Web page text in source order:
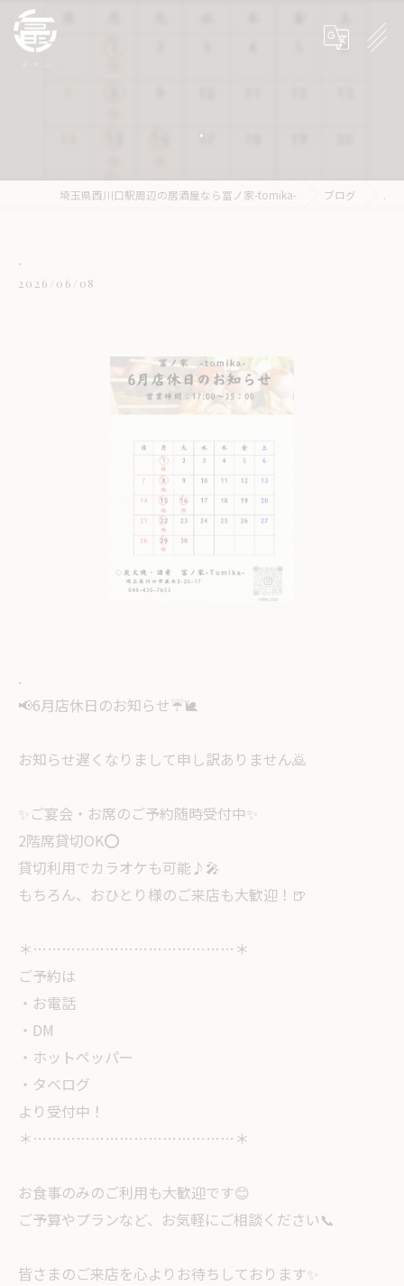
.
埼玉県西川口駅周辺の居酒屋なら冨ノ家-tomika- ブログ .
.
2026/06/08
.
📢6月店休日のお知らせ☔️🐌
お知らせ遅くなりまして申し訳ありません🙇
✨ご宴会・お席のご予約随時受付中✨
2階席貸切OK⭕️
貸切利用でカラオケも可能♪🎤
もちろん、おひとり様のご来店も大歓迎！🍺
＊……………………………………＊
ご予約は
・お電話
・DM
・ホットペッパー
・タベログ
より受付中！
＊……………………………………＊
お食事のみのご利用も大歓迎です😊
ご予算やプランなど、お気軽にご相談ください📞
皆さまのご来店を心よりお待ちしております✨